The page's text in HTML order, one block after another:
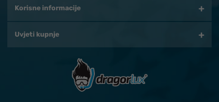
Korisne informacije
Uvjeti kupnje